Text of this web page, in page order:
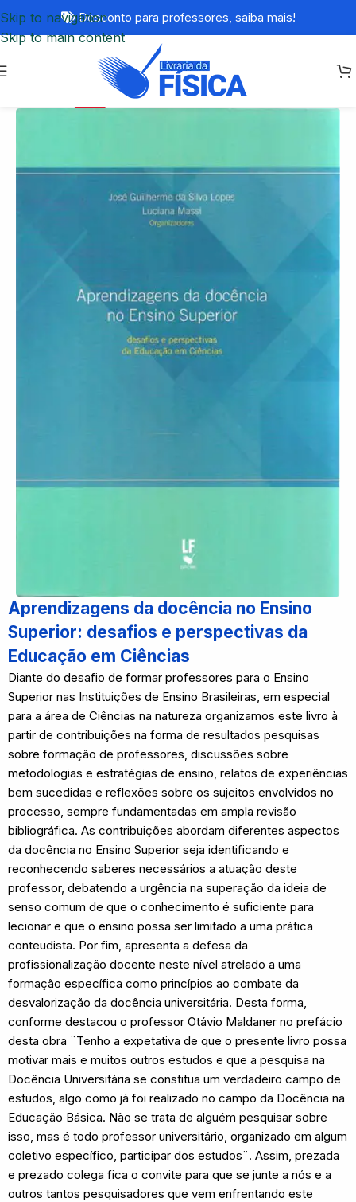
Skip to navigation
Skip to main content
Desconto para professores, saiba mais!
Aprendizagens da docência no Ensino
Superior: desafios e perspectivas da
Educação em Ciências
Diante do desafio de formar professores para o Ensino
Superior nas Instituições de Ensino Brasileiras, em especial
para a área de Ciências na natureza organizamos este livro à
partir de contribuições na forma de resultados pesquisas
sobre formação de professores, discussões sobre
metodologias e estratégias de ensino, relatos de experiências
bem sucedidas e reflexões sobre os sujeitos envolvidos no
processo, sempre fundamentadas em ampla revisão
bibliográfica. As contribuições abordam diferentes aspectos
da docência no Ensino Superior seja identificando e
reconhecendo saberes necessários a atuação deste
professor, debatendo a urgência na superação da ideia de
senso comum de que o conhecimento é suficiente para
lecionar e que o ensino possa ser limitado a uma prática
conteudista. Por fim, apresenta a defesa da
profissionalização docente neste nível atrelado a uma
formação específica como princípios ao combate da
desvalorização da docência universitária. Desta forma,
conforme destacou o professor Otávio Maldaner no prefácio
desta obra ¨Tenho a expetativa de que o presente livro possa
motivar mais e muitos outros estudos e que a pesquisa na
Docência Universitária se constitua um verdadeiro campo de
estudos, algo como já foi realizado no campo da Docência na
Educação Básica. Não se trata de alguém pesquisar sobre
isso, mas é todo professor universitário, organizado em algum
coletivo específico, participar dos estudos¨. Assim, prezada
e prezado colega fica o convite para que se junte a nós e a
outros tantos pesquisadores que vem enfrentando este